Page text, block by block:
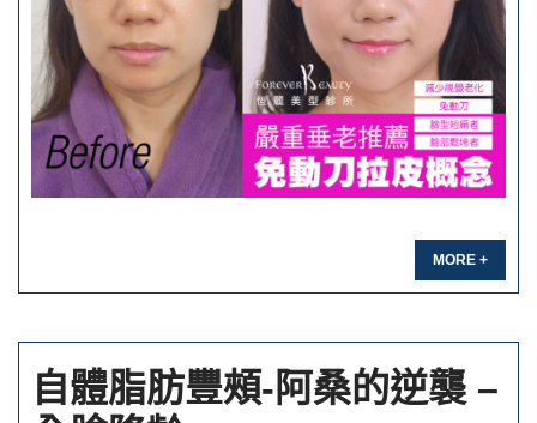
MORE +
自體脂肪豐頰-阿桑的逆襲 –